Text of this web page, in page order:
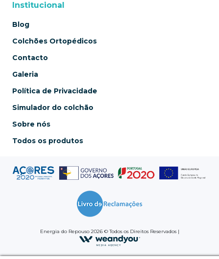
Institucional
Blog
Colchões Ortopédicos
Contacto
Galeria
Política de Privacidade
Simulador do colchão
Sobre nós
Todos os produtos
Energia do Repouso 2026 © Todos os Direitos Reservados |